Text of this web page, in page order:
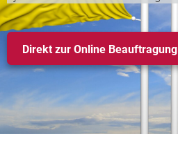
Direkt zur Online Beauftragung